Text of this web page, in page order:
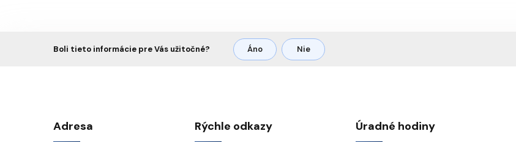
Boli tieto informácie pre Vás užitočné? Áno Nie
Adresa Rýchle odkazy Úradné hodiny